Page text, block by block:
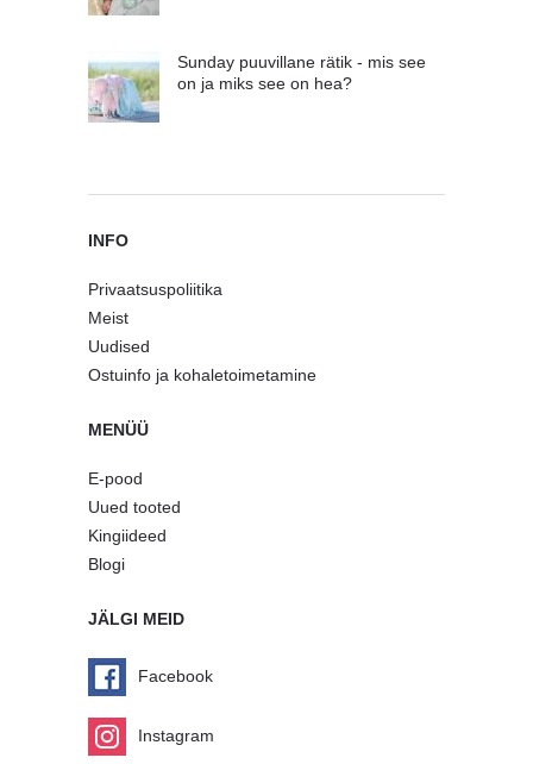
Sunday puuvillane rätik - mis see
on ja miks see on hea?
INFO
Privaatsuspoliitika
Meist
Uudised
Ostuinfo ja kohaletoimetamine
MENÜÜ
E-pood
Uued tooted
Kingiideed
Blogi
JÄLGI MEID
Facebook
Instagram